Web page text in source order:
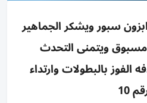
سبور ويشكر الجماهير
ويتمنى التحدث
الفوز بالبطولات وارتداء
10